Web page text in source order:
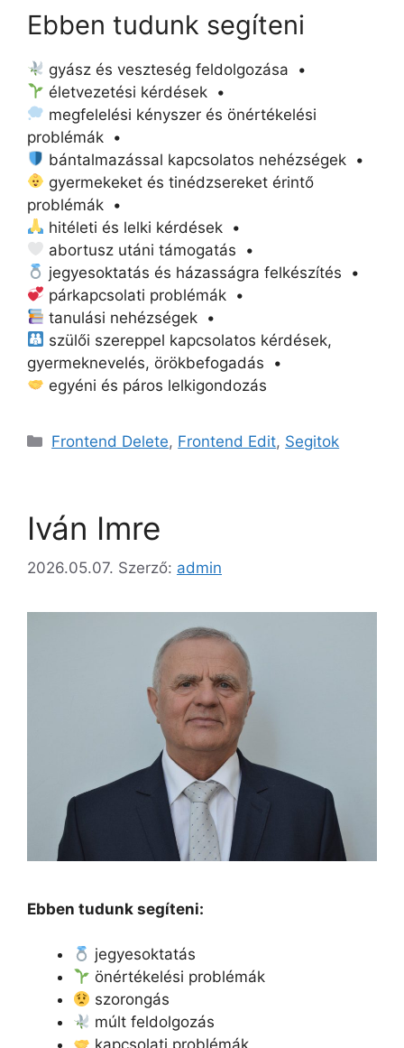
Ebben tudunk segíteni
gyász és veszteség feldolgozása •
életvezetési kérdések •
megfelelési kényszer és önértékelési
problémák •
bántalmazással kapcsolatos nehézségek •
gyermekeket és tinédzsereket érintő
problémák •
hitéleti és lelki kérdések •
abortusz utáni támogatás •
jegyesoktatás és házasságra felkészítés •
párkapcsolati problémák •
tanulási nehézségek •
szülői szereppel kapcsolatos kérdések,
gyermeknevelés, örökbefogadás •
egyéni és páros lelkigondozás
Kategória
Frontend Delete, Frontend Edit, Segitok
Iván Imre
2026.05.07. Szerző: admin
Ebben tudunk segíteni:
jegyesoktatás
önértékelési problémák
szorongás
múlt feldolgozás